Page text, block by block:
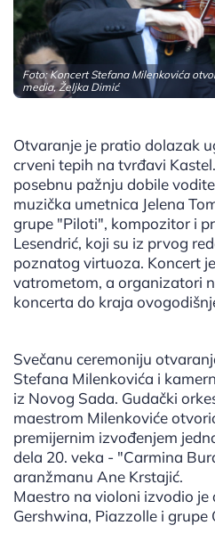
Foto: Koncert Stefana Milenkovića
media, Željka Dimić
Otvaranje je pratio dolazak
crveni tepih na tvrđavi
posebnu pažnju dobile
muzička umetnica Jelena
grupe "Piloti", kompozitor i
Lesendrić, koji su iz prvog
poznatog virtuoza. Koncert
vatrometom, a organizatori
koncerta do kraja
Svečanu ceremoniju
Stefana Milenkovića i
iz Novog Sada. Gudački
maestrom Milenkoviće
premijernim izvođenjem
dela 20. veka - "Carmina
aranžmanu Ane Krstajić.
Maestro na violoni izvodio je
Gershwina, Piazzolle i grupe